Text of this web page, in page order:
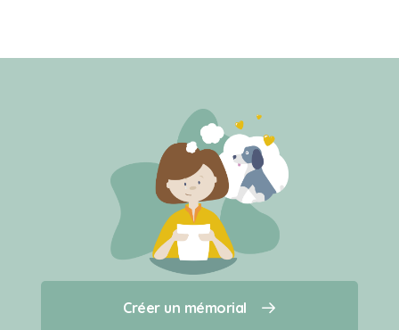
Créer un mémorial
Qui sommes-nous ?
Créer un mémorial